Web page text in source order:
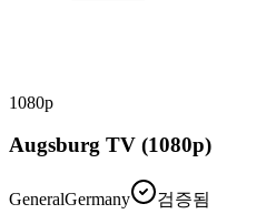
1080p
Augsburg TV (1080p)
GeneralGermany 검증됨